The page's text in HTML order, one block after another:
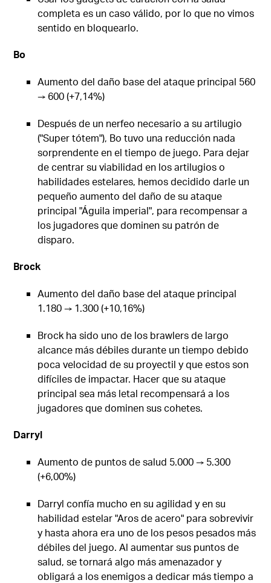
completa es un caso válido, por lo que no vimos
sentido en bloquearlo.
Bo
Aumento del daño base del ataque principal 560
→ 600 (+7,14%)
Después de un nerfeo necesario a su artilugio
("Super tótem"), Bo tuvo una reducción nada
sorprendente en el tiempo de juego. Para dejar
de centrar su viabilidad en los artilugios o
habilidades estelares, hemos decidido darle un
pequeño aumento del daño de su ataque
principal "Águila imperial", para recompensar a
los jugadores que dominen su patrón de
disparo.
Brock
Aumento del daño base del ataque principal
1.180 → 1.300 (+10,16%)
Brock ha sido uno de los brawlers de largo
alcance más débiles durante un tiempo debido
poca velocidad de su proyectil y que estos son
difíciles de impactar. Hacer que su ataque
principal sea más letal recompensará a los
jugadores que dominen sus cohetes.
Darryl
Aumento de puntos de salud 5.000 → 5.300
(+6,00%)
Darryl confía mucho en su agilidad y en su
habilidad estelar "Aros de acero" para sobrevivir
y hasta ahora era uno de los pesos pesados más
débiles del juego. Al aumentar sus puntos de
salud, se tornará algo más amenazador y
obligará a los enemigos a dedicar más tiempo a